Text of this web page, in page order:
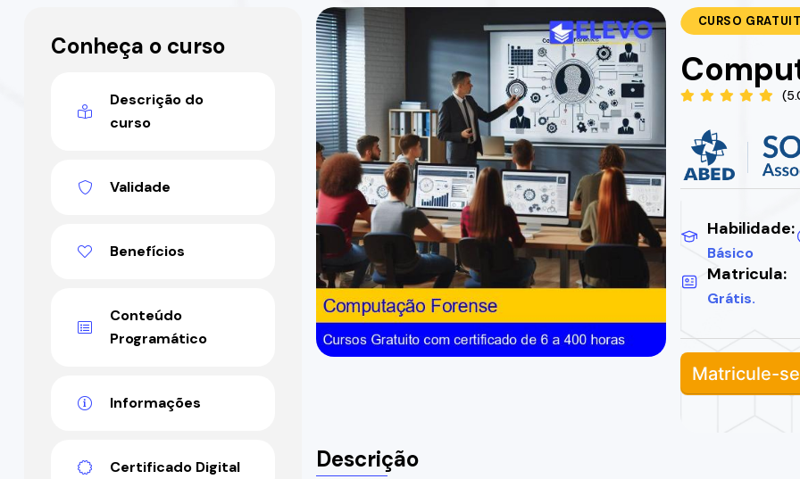
CURSO
Habilidade:
Básico
Matricula:
Grátis.
Matricule-se
Descrição
Conheça o curso
Descrição do
curso
Validade
Benefícios
Conteúdo
Programático
Informações
Certificado Digital